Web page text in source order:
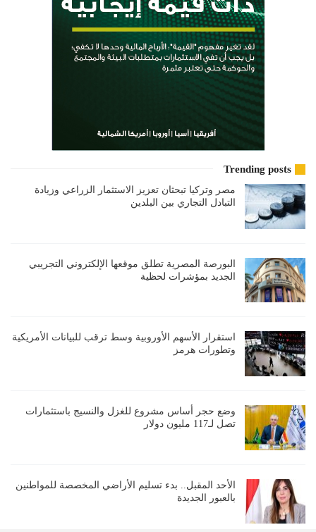
Trending posts
مصر وتركيا تبحثان تعزيز الاستثمار الزراعي وزيادة
التبادل التجاري بين البلدين
البورصة المصرية تطلق موقعها الإلكتروني التجريبي
الجديد بمؤشرات لحظية
استقرار الأسهم الأوروبية وسط ترقب للبيانات الأمريكية
وتطورات هرمز
وضع حجر أساس مشروع للغزل والنسيج باستثمارات
تصل لـ117 مليون دولار
الأحد المقبل.. بدء تسليم الأراضي المخصصة للمواطنين
بالعبور الجديدة